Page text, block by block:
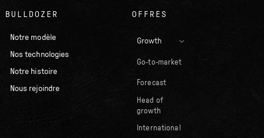
BULLDOZER
Notre modèle
Nos technologies
Notre histoire
Nous rejoindre
OFFRES
Growth
Go-to-market
Forecast
Head of
growth
International